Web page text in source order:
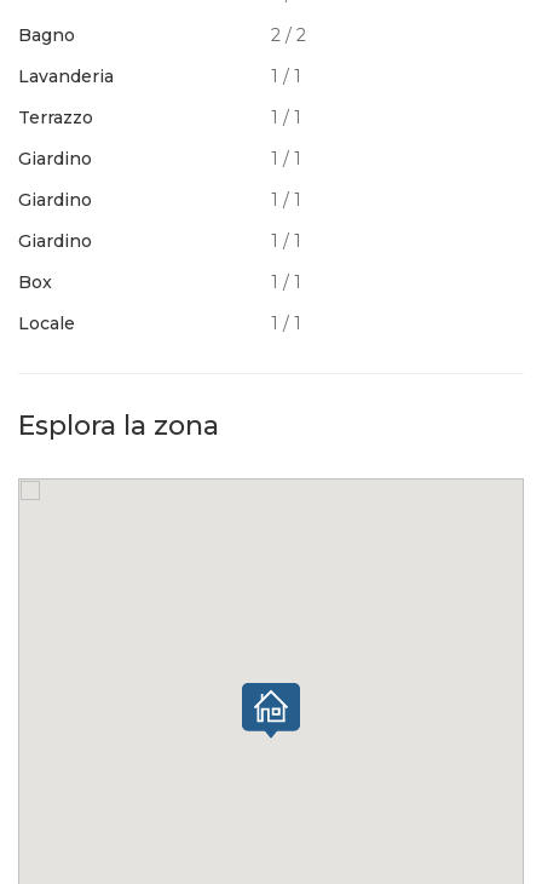
Bagno
2 / 2
Lavanderia
1 / 1
Terrazzo
1 / 1
Giardino
1 / 1
Giardino
1 / 1
Giardino
1 / 1
Box
1 / 1
Locale
1 / 1
Esplora la zona